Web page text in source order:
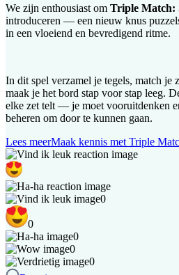
We zijn enthousiast om Triple Match:
introduceren — een nieuw knus
in een vloeiend en bevredigend ritme.
In dit spel verzamel je tegels, match je
maak je het bord stap voor stap leeg.
elke zet telt — je moet vooruitdenken
beheren om door te kunnen gaan.
Lees meerMaak kennis met Triple
0
0
0
0
0